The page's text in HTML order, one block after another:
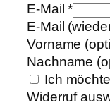
E-Mail*
E-Mail
Vorname
Nachname
Ich
Widerruf